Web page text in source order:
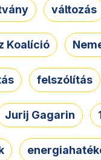
változás
Koalíció
felszólítás
Jurij Gagarin